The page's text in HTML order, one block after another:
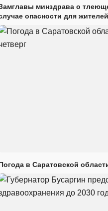
минздрава о
опасности для
в Саратовской